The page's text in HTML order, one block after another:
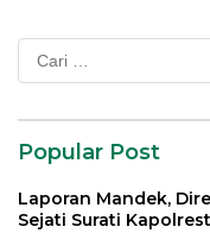
Cari
untuk:
Popular Post
Laporan Mandek,
Sejati Surati